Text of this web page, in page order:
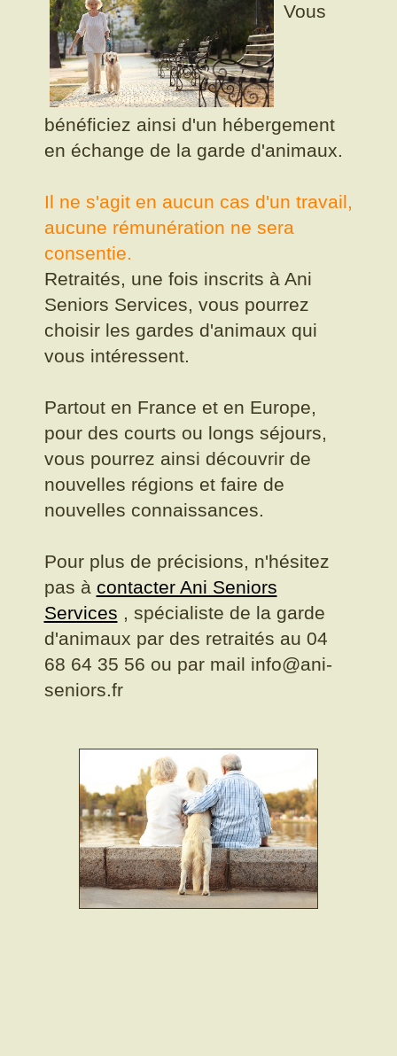
Vous
bénéficiez ainsi d'un hébergement
en échange de la garde d'animaux.
Il ne s'agit en aucun cas d'un travail,
aucune rémunération ne sera
consentie.
Retraités, une fois inscrits à Ani
Seniors Services, vous pourrez
choisir les gardes d'animaux qui
vous intéressent.
Partout en France et en Europe,
pour des courts ou longs séjours,
vous pourrez ainsi découvrir de
nouvelles régions et faire de
nouvelles connaissances.
Pour plus de précisions, n'hésitez
pas à contacter Ani Seniors
Services , spécialiste de la garde
d'animaux par des retraités au 04
68 64 35 56 ou par mail info@ani-
seniors.fr